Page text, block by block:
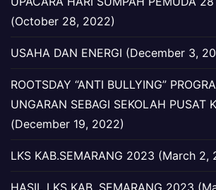
(October 28, 2022)
USAHA DAN ENERGI (December 3,
ROOTSDAY “ANTI BULLYING”
UNGARAN SEBAGI SEKOLAH PUSAT
(December 19, 2022)
LKS KAB.SEMARANG 2023 (March 2,